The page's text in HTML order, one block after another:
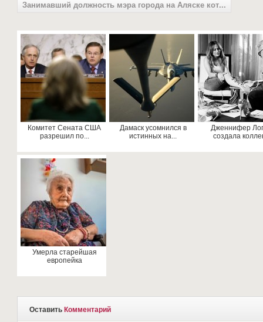
Занимавший должность мэра города на Аляске кот...
Комитет Сената США
разрешил по...
Дамаск усомнился в
истинных на...
Дженнифер
создала
Умерла старейшая
европейка
ОставитьКомментарий